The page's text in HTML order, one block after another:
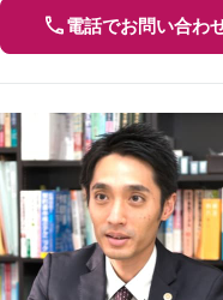
電話でお問い合わ